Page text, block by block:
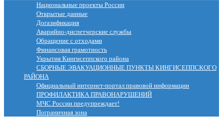
Национальные проекты России
Открытые данные
Догазификация
Аварийно-диспетчерские службы
Обращение с отходами
Финансовая грамотность
Укрытия Кингисеппского района
СБОРНЫЕ ЭВАКУАЦИОННЫЕ ПУНКТЫ КИНГИСЕППСКОГО
РАЙОНА
Официальный интернет-портал правовой информации
ПРОФИЛАКТИКА ПРАВОНАРУШЕНИЙ
МЧС России предупреждает!
Пограничная зона